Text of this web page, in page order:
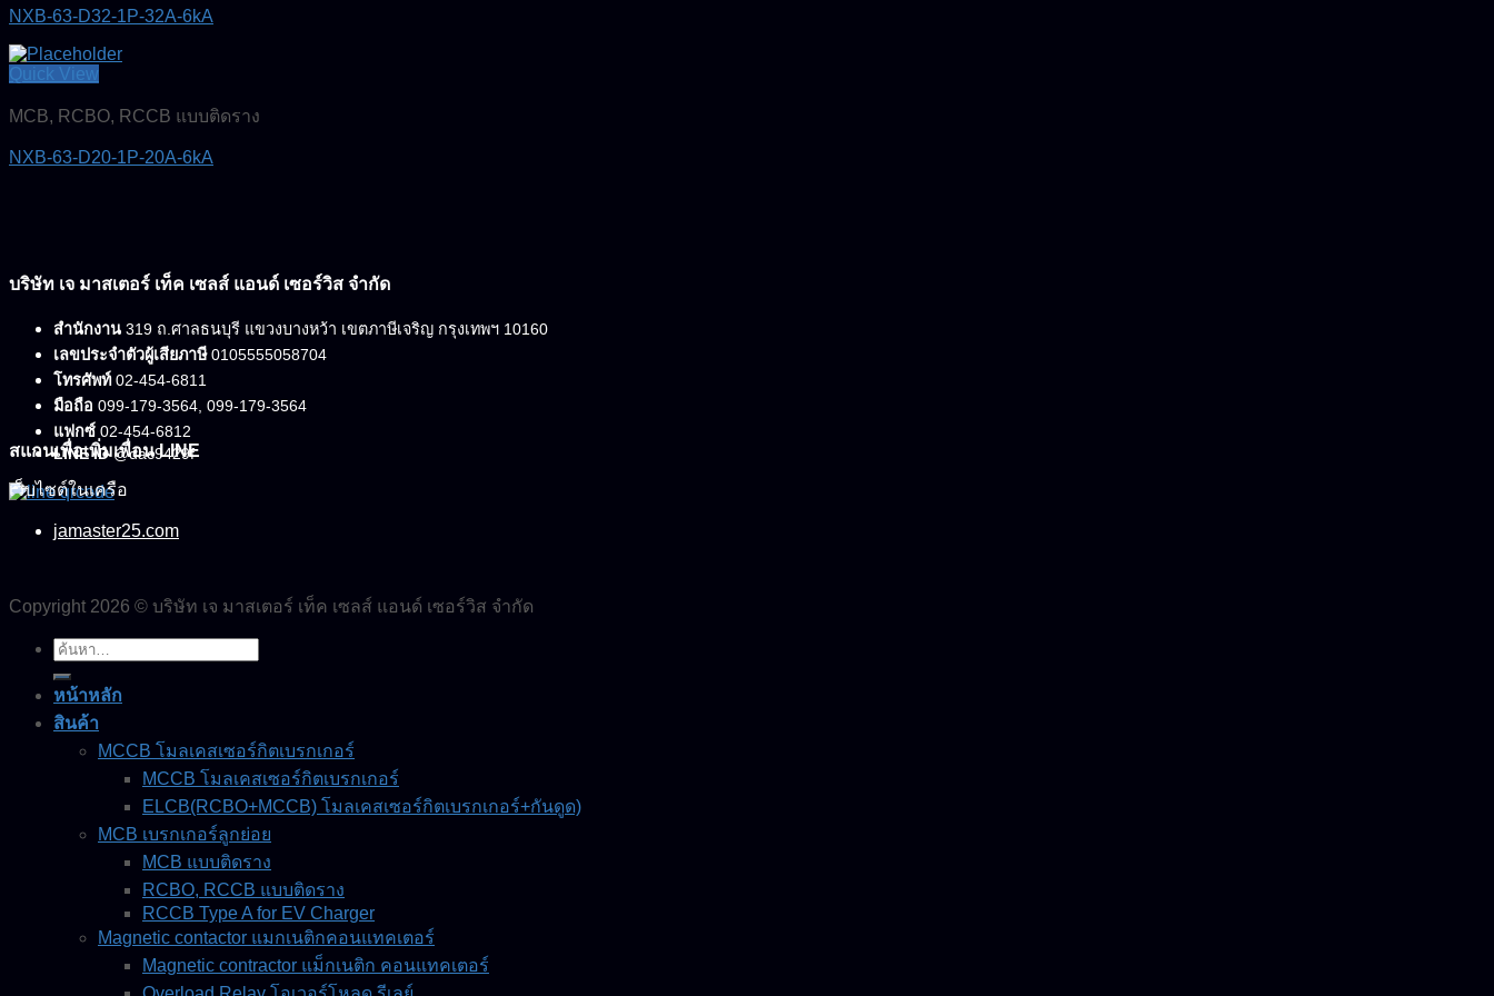
NXB-63-D32-1P-32A-6kA
Quick View
MCB, RCBO, RCCB แบบติดราง
NXB-63-D20-1P-20A-6kA
บริษัท เจ มาสเตอร์ เท็ค เซลส์ แอนด์ เซอร์วิส จำกัด
สำนักงาน 319 ถ.ศาลธนบุรี แขวงบางหว้า เขตภาษีเจริญ กรุงเทพฯ 10160
เลขประจำตัวผู้เสียภาษี0105555058704
โทรศัพท์02-454-6811
มือถือ 099-179-3564, 099-179-3564
แฟกซ์ 02-454-6812
LINE ID@dac9429f
สแกนเพื่อเพิ่มเพื่อน LINE
เว็บไซต์ในเครือ
jamaster25.com
Copyright 2026 © บริษัท เจ มาสเตอร์ เท็ค เซลส์ แอนด์ เซอร์วิส จำกัด
ค้นหา:
หน้าหลัก
สินค้า
MCCB โมลเคสเซอร์กิตเบรกเกอร์
MCCB โมลเคสเซอร์กิตเบรกเกอร์
ELCB(RCBO+MCCB) โมลเคสเซอร์กิตเบรกเกอร์+กันดูด)
MCB เบรกเกอร์ลูกย่อย
MCB แบบติดราง
RCBO, RCCB แบบติดราง
RCCB Type A for EV Charger
Magnetic contactor แมกเนติกคอนแทคเตอร์
Magnetic contractor แม็กเนติก คอนแทคเตอร์